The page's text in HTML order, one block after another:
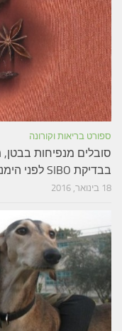
ספורט בריאות וקורונה
סובלים מנפיחות
בבדיקת SIBO לפני הימנעות מסוכרים
18 בינואר, 2016